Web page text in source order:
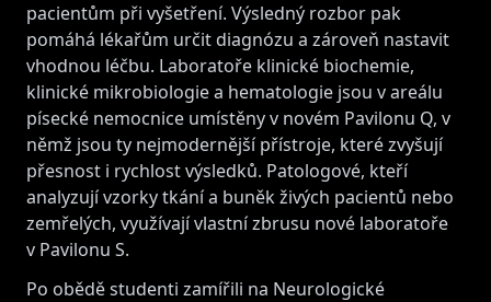
pacientům při vyšetření. Výsledný rozbor pak
pomáhá lékařům určit diagnózu a zároveň nastavit
vhodnou léčbu. Laboratoře klinické biochemie,
klinické mikrobiologie a hematologie jsou v areálu
písecké nemocnice umístěny v novém Pavilonu Q, v
němž jsou ty nejmodernější přístroje, které zvyšují
přesnost i rychlost výsledků. Patologové, kteří
analyzují vzorky tkání a buněk živých pacientů nebo
zemřelých, využívají vlastní zbrusu nové laboratoře
v Pavilonu S.
Po obědě studenti zamířili na Neurologické